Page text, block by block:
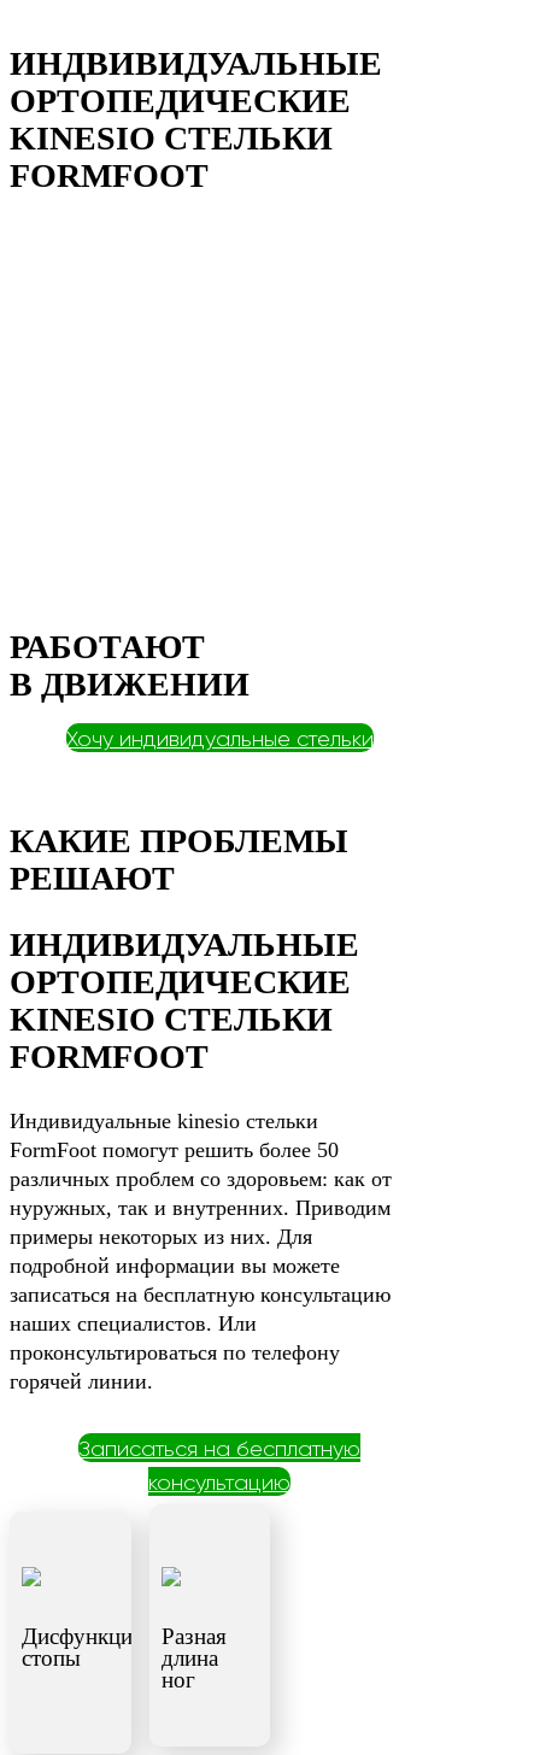
ИНДВИВИДУАЛЬНЫЕ
ОРТОПЕДИЧЕСКИЕ
KINESIO СТЕЛЬКИ
FORMFOOT
РАБОТАЮТ
В ДВИЖЕНИИ
Хочу индивидуальные стельки
КАКИЕ ПРОБЛЕМЫ
РЕШАЮТ
ИНДИВИДУАЛЬНЫЕ
ОРТОПЕДИЧЕСКИЕ
KINESIO СТЕЛЬКИ
FORMFOOT
Индивидуальные kinesio стельки
FormFoot помогут решить более 50
различных проблем со здоровьем: как от
нуружных, так и внутренних. Приводим
примеры некоторых из них. Для
подробной информации вы можете
записаться на бесплатную консультацию
наших специалистов. Или
проконсультироваться по телефону
горячей линии.
Записаться на бесплатную
консультацию
Дисфункция
стопы
Разная
длина
ног